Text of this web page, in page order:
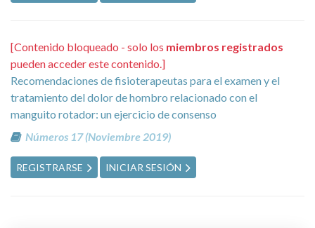
[Contenido bloqueado - solo los miembros registrados
pueden acceder este contenido.]
Recomendaciones de fisioterapeutas para el examen y el
tratamiento del dolor de hombro relacionado con el
manguito rotador: un ejercicio de consenso
Números 17 (Noviembre 2019)
REGISTRARSE INICIAR SESIÓN